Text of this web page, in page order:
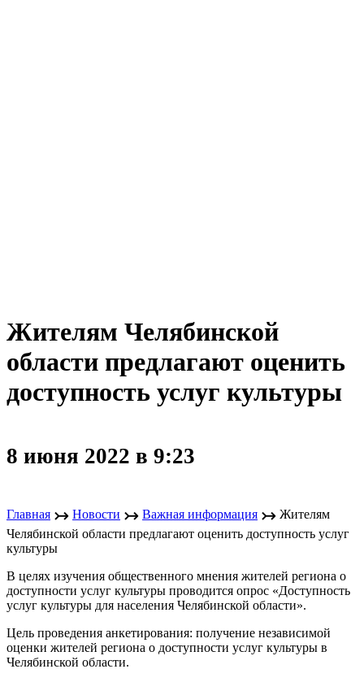
Жителям Челябинской
области предлагают оценить
доступность услуг культуры
8 июня 2022 в 9:23
Главная ↣ Новости ↣ Важная информация ↣ Жителям
Челябинской области предлагают оценить доступность услуг
культуры
В целях изучения общественного мнения жителей региона о
доступности услуг культуры проводится опрос «Доступность
услуг культуры для населения Челябинской области».
Цель проведения анкетирования: получение независимой
оценки жителей региона о доступности услуг культуры в
Челябинской области.